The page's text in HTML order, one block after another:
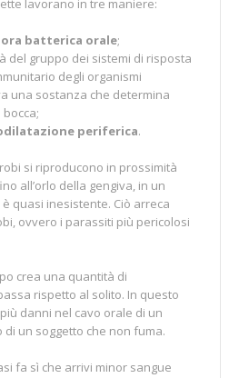
lavorano in tre maniere:
batterica orale;
del gruppo dei sistemi di risposta
degli organismi
una sostanza che determina
periferica.
si riproducono in prossimità
all’orlo della gengiva, in un
è quasi inesistente. Ciò arreca
ovvero i parassiti più pericolosi
crea una quantità di
rispetto al solito. In questo
danni nel cavo orale di un
un soggetto che non fuma.
fa sì che arrivi minor sangue